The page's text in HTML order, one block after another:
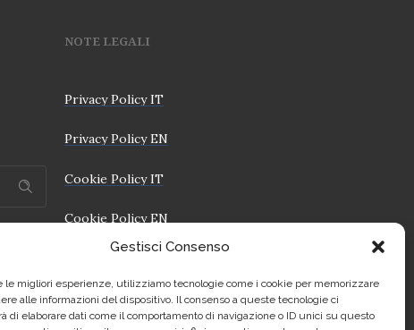
Gestisci Consenso
le migliori esperienze, utilizziamo tecnologie come i cookie per memorizzare
alle informazioni del dispositivo. Il consenso a queste tecnologie ci
di elaborare dati come il comportamento di navigazione o ID unici su questo
NOTE LEGALI
Privacy Policy IT
Privacy Policy EN
Cookie Policy IT
Cookie Policy EN